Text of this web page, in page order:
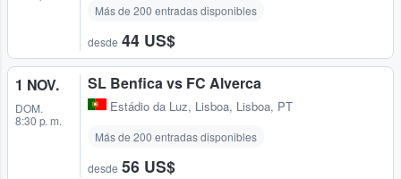
Más de 200 entradas disponibles
desde 44 US$
1 NOV.
DOM.
8:30 p. m.
SL Benfica vs FC Alverca
Estádio da Luz, Lisboa, Lisboa, PT
Más de 200 entradas disponibles
desde 56 US$